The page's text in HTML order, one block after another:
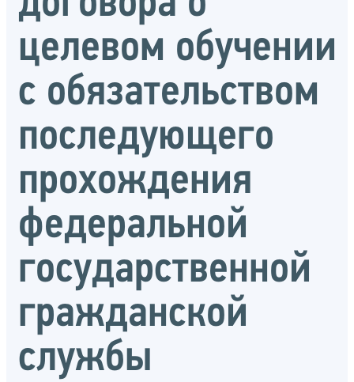
целевом обучении
с обязательством
последующего
прохождения
федеральной
государственной
гражданской
службы